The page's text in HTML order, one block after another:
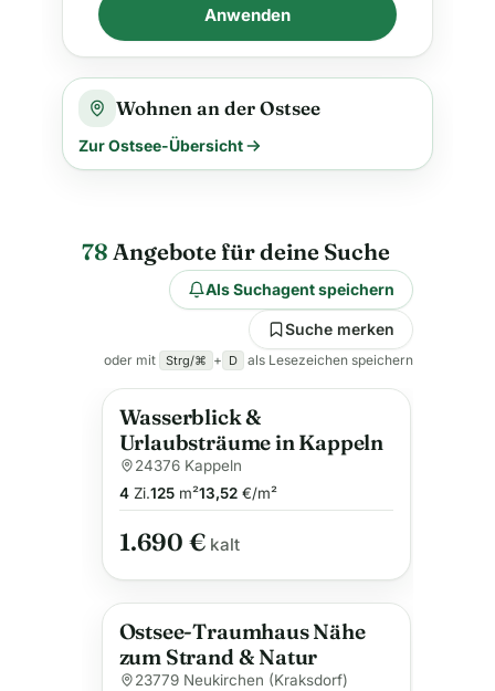
Anwenden
Wohnen an der Ostsee
Zur Ostsee-Übersicht
78 Angebote für deine Suche
Als Suchagent speichern
Suche merken
oder mit Strg/⌘ + D als Lesezeichen speichern
Wasserblick &
Urlaubsträume in Kappeln
24376 Kappeln
4Zi.125m²13,52€/m²
1.690 €kalt
Ostsee-Traumhaus Nähe
zum Strand & Natur
23779 Neukirchen (Kraksdorf)